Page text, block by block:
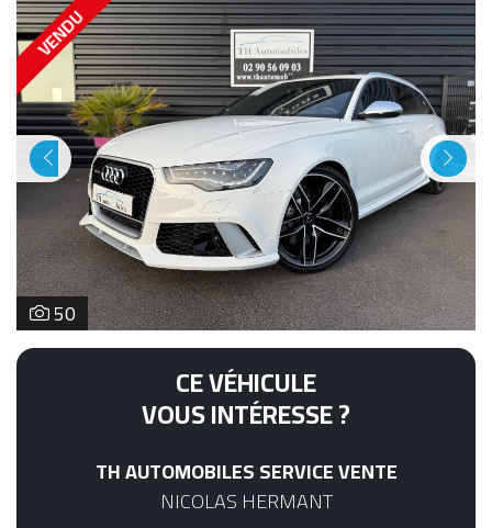
VENDU
Previous Next
50
CE VÉHICULE
VOUS INTÉRESSE ?
TH AUTOMOBILES SERVICE VENTE
NICOLAS HERMANT